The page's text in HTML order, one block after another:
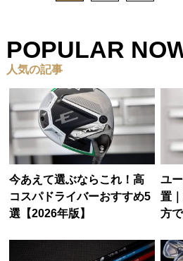
POPULAR
人気の記事
今あえて選ぶならこれ！高
コスパドライバーおすすめ5
選【2026年版】
ユ
置
方